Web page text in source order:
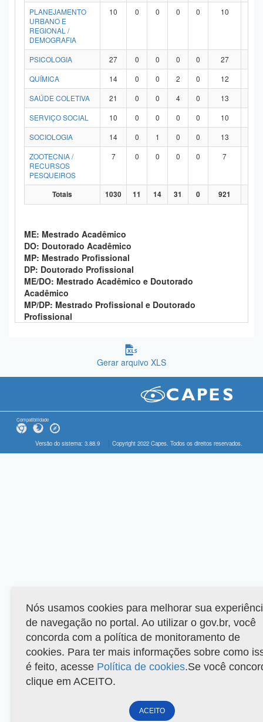
PLANEJAMENTO
URBANO E
REGIONAL /
DEMOGRAFIA
10 0 0 0 0 10
PSICOLOGIA 27 0 0 0 0 27
QUÍMICA
14 0 0 2 0 12
SAÚDE COLETIVA
21 0 0 4 0 13
SERVIÇO SOCIAL
10 0 0 0 0 10
SOCIOLOGIA
14 0 1 0 0 13
ZOOTECNIA /
RECURSOS
PESQUEIROS
7 0 0 0 0 7
Totais 1030 11 14 31 0 921
ME: Mestrado Acadêmico
DO: Doutorado Acadêmico
MP: Mestrado Profissional
DP: Doutorado Profissional
ME/DO: Mestrado Acadêmico e Doutorado
Acadêmico
MP/DP: Mestrado Profissional e Doutorado
Profissional
Gerar arquivo XLS
Compatibilidade
Versão do sistema: 3.88.9 Copyright 2022 Capes. Todos os direitos reservados.
Nós usamos cookies para melhorar sua
de navegação no portal. Ao utilizar o gov.br, você
concorda com a política de monitoramento de
cookies. Para ter mais informações sobre como
é feito, acesse Política de cookies.Se você
clique em ACEITO.
ACEITO